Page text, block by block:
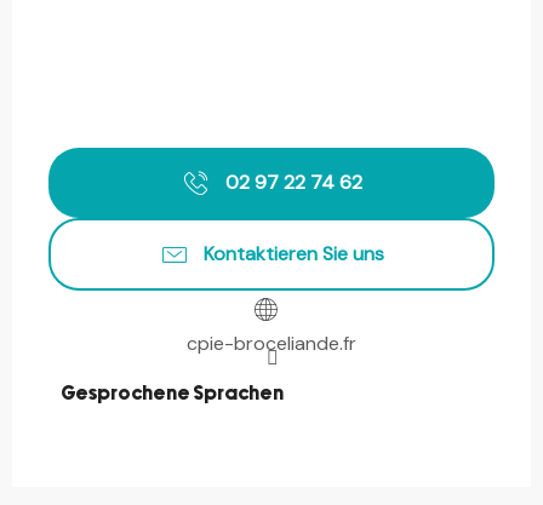
02 97 22 74 62
Kontaktieren Sie uns
cpie-broceliande.fr
Gesprochene Sprachen
Gesprochene Sprachen